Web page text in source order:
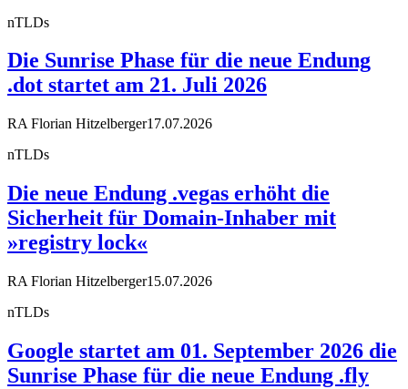
nTLDs
Die Sunrise Phase für die neue Endung
.dot startet am 21. Juli 2026
RA Florian Hitzelberger17.07.2026
nTLDs
Die neue Endung .vegas erhöht die
Sicherheit für Domain-Inhaber mit
»registry lock«
RA Florian Hitzelberger15.07.2026
nTLDs
Google startet am 01. September 2026 die
Sunrise Phase für die neue Endung .fly